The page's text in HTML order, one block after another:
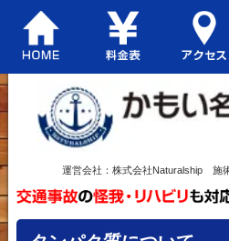
運営会社：株式会社Naturalship 施